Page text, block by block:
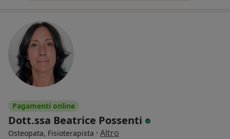
Pagamenti online
Dott.ssa Beatrice Possenti
Osteopata, Fisioterapista · Altro